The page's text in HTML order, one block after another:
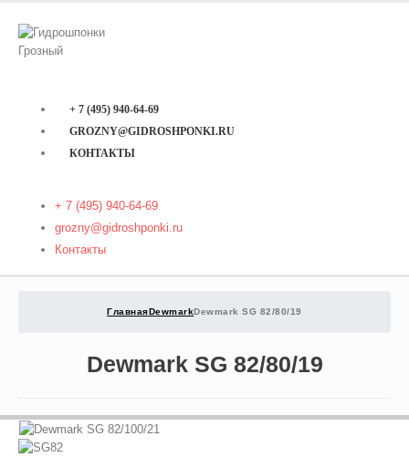
+ 7 (495) 940-64-69
GROZNY@GIDROSHPONKI.RU
КОНТАКТЫ
+ 7 (495) 940-64-69
grozny@gidroshponki.ru
Контакты
ГлавнаяDewmarkDewmark SG 82/80/19
Dewmark SG 82/80/19